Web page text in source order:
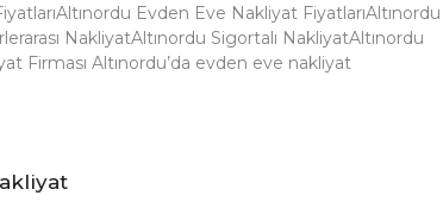
Evden Eve Nakliyat FiyatlarıAltınordu
NakliyatAltınordu Sigortalı NakliyatAltınordu
Firması Altınordu’da evden eve nakliyat